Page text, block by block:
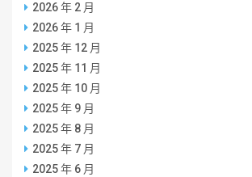
2026 年 2 月
2026 年 1 月
2025 年 12 月
2025 年 11 月
2025 年 10 月
2025 年 9 月
2025 年 8 月
2025 年 7 月
2025 年 6 月